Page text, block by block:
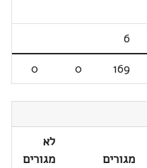
6
169
0
0
מגורים
לא
מגורים